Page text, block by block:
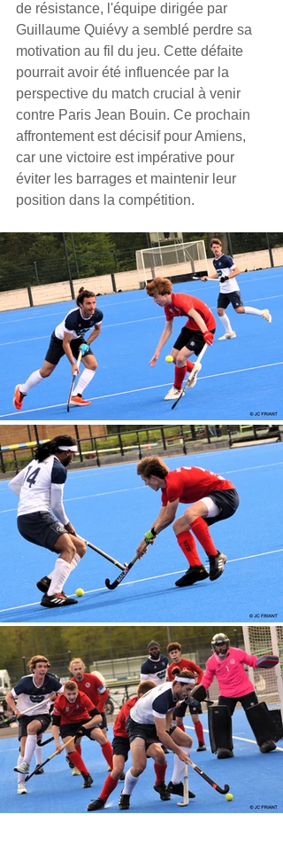
de résistance, l'équipe dirigée par
Guillaume Quiévy a semblé perdre sa
motivation au fil du jeu. Cette défaite
pourrait avoir été influencée par la
perspective du match crucial à venir
contre Paris Jean Bouin. Ce prochain
affrontement est décisif pour Amiens,
car une victoire est impérative pour
éviter les barrages et maintenir leur
position dans la compétition.